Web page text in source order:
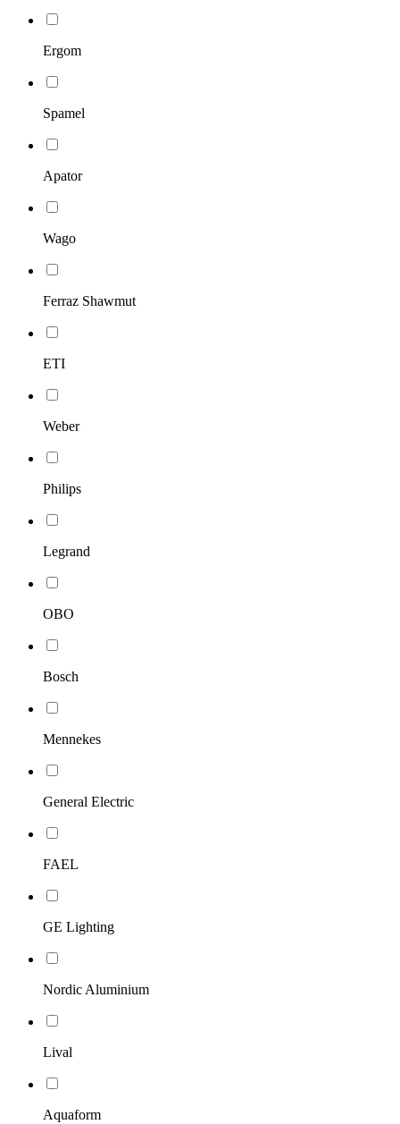
Ergom
Spamel
Apator
Wago
Ferraz Shawmut
ETI
Weber
Philips
Legrand
OBO
Bosch
Mennekes
General Electric
FAEL
GE Lighting
Nordic Aluminium
Lival
Aquaform